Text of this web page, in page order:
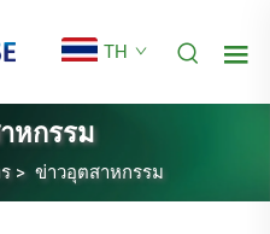
TH
หกรรม
> ข่าวอุตสาหกรรม